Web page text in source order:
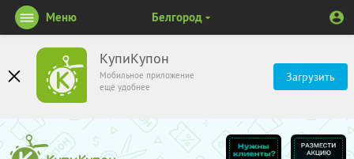
КупиКупон
Мобильное приложение
ещё удобнее
Загрузить
Меню Белгород